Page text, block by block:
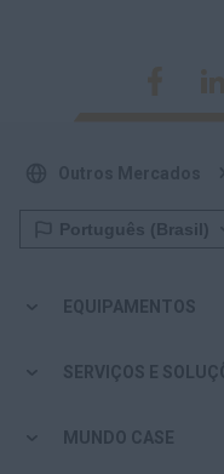
EQUIPAMENTOS
SERVIÇOS E
MUNDO CASE